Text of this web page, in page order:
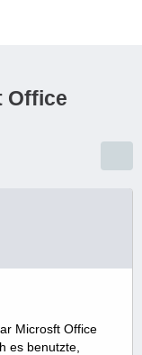
Office
Microsft Office
es benutzte,